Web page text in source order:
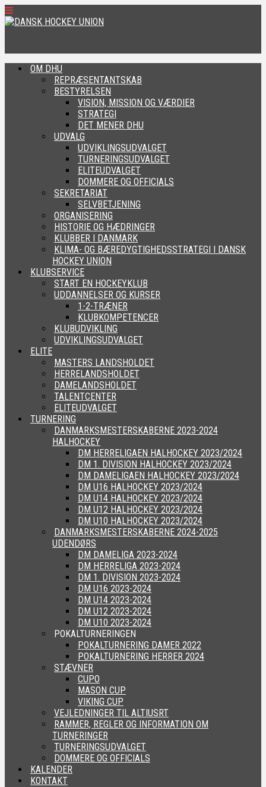
OM DHU
REPRÆSENTANTSKAB
BESTYRELSEN
VISION, MISSION OG VÆRDIER
STRATEGI
DET MENER DHU
UDVALG
UDVIKLINGSUDVALGET
TURNERINGSUDVALGET
ELITEUDVALGET
DOMMERE OG OFFICIALS
SEKRETARIAT
SELVBETJENING
ORGANISERING
HISTORIE OG HÆDRINGER
KLUBBER I DANMARK
KLIMA- OG BÆREDYGTIGHEDSSTRATEGI I DANSK
HOCKEY UNION
KLUBSERVICE
START EN HOCKEYKLUB
UDDANNELSER OG KURSER
1-2-TRÆNER
KLUBKOMPETENCER
KLUBUDVIKLING
UDVIKLINGSUDVALGET
ELITE
MASTERS LANDSHOLDET
HERRELANDSHOLDET
DAMELANDSHOLDET
TALENTCENTER
ELITEUDVALGET
TURNERING
DANMARKSMESTERSKABERNE 2023-2024
HALHOCKEY
DM HERRELIGAEN HALHOCKEY 2023/2024
DM 1. DIVISION HALHOCKEY 2023/2024
DM DAMELIGAEN HALHOCKEY 2023/2024
DM U16 HALHOCKEY 2023/2024
DM U14 HALHOCKEY 2023/2024
DM U12 HALHOCKEY 2023/2024
DM U10 HALHOCKEY 2023/2024
DANMARKSMESTERSKABERNE 2024-2025
UDENDØRS
DM DAMELIGA 2023-2024
DM HERRELIGA 2023-2024
DM 1. DIVISION 2023-2024
DM U16 2023-2024
DM U14 2023-2024
DM U12 2023-2024
DM U10 2023-2024
POKALTURNERINGEN
POKALTURNERING DAMER 2022
POKALTURNERING HERRER 2024
STÆVNER
CUPO
MASON CUP
VIKING CUP
VEJLEDNINGER TIL ALTIUSRT
RAMMER, REGLER OG INFORMATION OM
TURNERINGER
TURNERINGSUDVALGET
DOMMERE OG OFFICIALS
KALENDER
KONTAKT